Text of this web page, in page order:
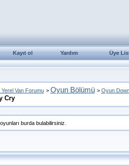
Kayıt ol Yardım Üye
Van Forumu > Oyun Bölümü > Oyun
Cry
burda bulabilirsiniz.